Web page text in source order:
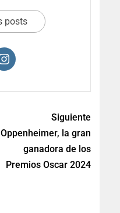
posts
Siguiente
Oppenheimer, la gran
ganadora de los
Premios Oscar 2024